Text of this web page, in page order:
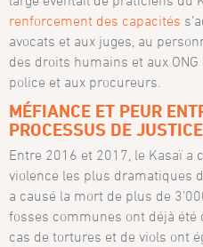
renforcement des capacités
avocats et aux juges, au
des droits humains et aux
police et aux procureurs.
MÉFIANCE ET PEUR
PROCESSUS DE JUSTICE
Entre 2016 et 2017, le Kasaï a
violence les plus dramatiques
a causé la mort de plus de
fosses communes ont déjà été
cas de tortures et de viols ont